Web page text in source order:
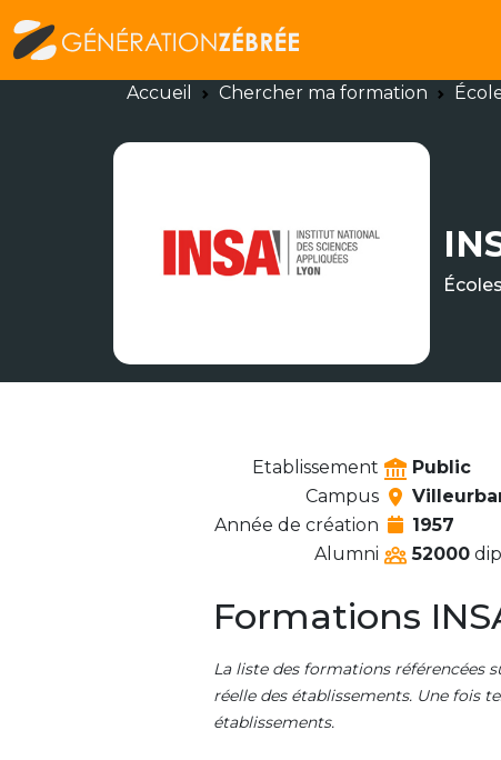
Accueil Chercher ma formation
Etablissement
Public
Campus
Année de création
1957
Alumni
52000
Formations
La liste des formations référencées
réelle des établissements. Une fois
établissements.